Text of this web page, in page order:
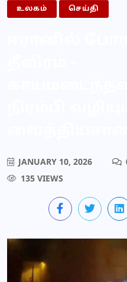
உலகம் செய்தி
JANUARY 10, 2026
135 VIEWS